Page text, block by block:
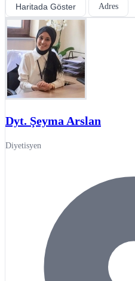
Haritada Göster Adres
Dyt. Şeyma Arslan
Diyetisyen